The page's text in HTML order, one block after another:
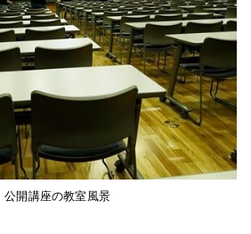
公開講座の教室風景